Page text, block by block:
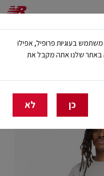
בעוגיות פרופיל, אפילו
באתר שלנו אתה מקבל את
כן לא